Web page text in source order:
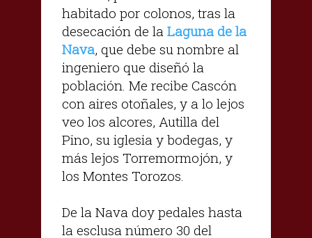
habitado por colonos, tras la
desecación de la Laguna de la
Nava, que debe su nombre al
ingeniero que diseñó la
población. Me recibe Cascón
con aires otoñales, y a lo lejos
veo los alcores, Autilla del
Pino, su iglesia y bodegas, y
más lejos Torremormojón, y
los Montes Torozos.
De la Nava doy pedales hasta
la esclusa número 30 del